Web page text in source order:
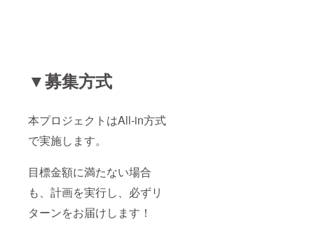
▼募集方式
本プロジェクトはAll-in方式
で実施します。
目標金額に満たない場合
も、計画を実行し、必ずリ
ターンをお届けします！